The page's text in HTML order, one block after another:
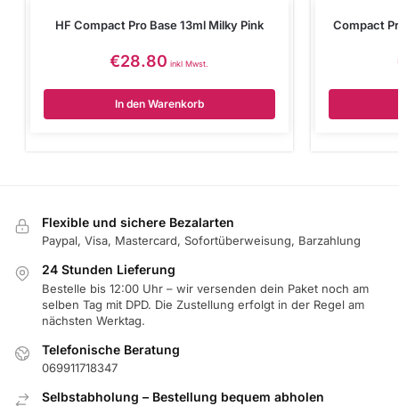
HF Compact Pro Base 13ml Milky Pink
€28.80 inkl Mwst.
In den Warenkorb
Compact
Flexible und sichere Bezalarten
Paypal, Visa, Mastercard, Sofortüberweisung, Barzahlung
24 Stunden Lieferung
Bestelle bis 12:00 Uhr – wir versenden dein Paket noch am
selben Tag mit DPD. Die Zustellung erfolgt in der Regel am
nächsten Werktag.
Telefonische Beratung
069911718347
Selbstabholung – Bestellung bequem abholen